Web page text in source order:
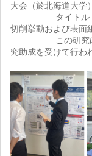
大会（於北海道大学
タイトル：
切削挙動および表面
この研究は，公
究助成を受けて行わ